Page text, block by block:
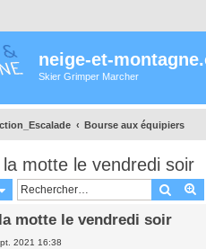
neige-et-
Skier Grimper Marcher
Bourse aux équipiers
motte le vendredi soir
motte le vendredi soir
2021 16:38